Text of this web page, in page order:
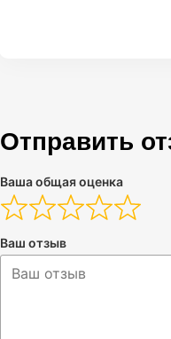
Отправить
Ваша общая оценка
Ваш отзыв